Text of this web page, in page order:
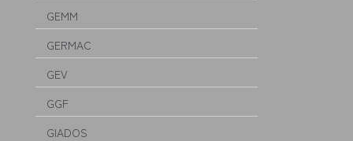
GEMM
GERMAC
GEV
GGF
GIADOS